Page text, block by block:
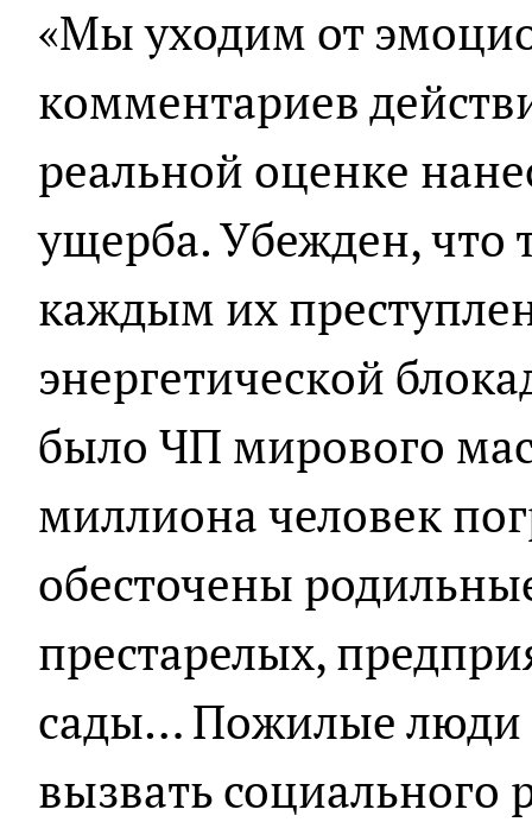
«Мы уходим от
комментариев
реальной оценке
ущерба. Убежден, что
каждым их
энергетической
было ЧП мирового
миллиона человек
обесточены
престарелых,
сады… Пожилые люди
вызвать социального